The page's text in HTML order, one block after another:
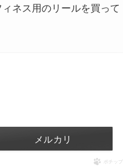
ネス用のリールを買って
メルカリ
ポチップ